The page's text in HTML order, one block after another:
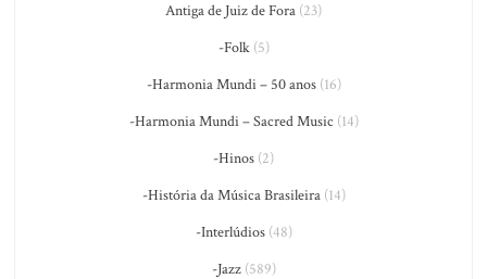
Antiga de Juiz de Fora (23)
-Folk(5)
-Harmonia Mundi – 50 anos(16)
-Harmonia Mundi – Sacred Music (14)
-Hinos (2)
-História da Música Brasileira(14)
-Interlúdios(48)
-Jazz(589)